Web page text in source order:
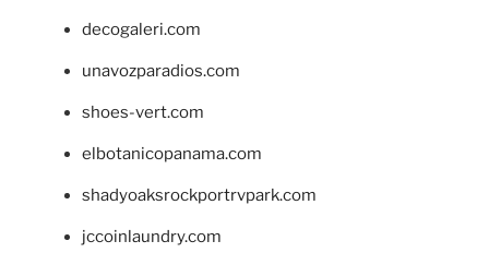
decogaleri.com
unavozparadios.com
shoes-vert.com
elbotanicopanama.com
shadyoaksrockportrvpark.com
jccoinlaundry.com